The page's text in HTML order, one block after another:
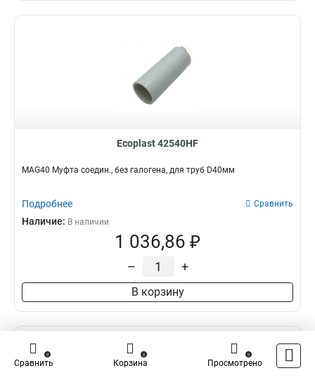
Ecoplast 42540HF
MAG40 Муфта соедин., без галогена, для труб D40мм
Подробнее Сравнить
Наличие: В наличии
1 036,86 ₽
– +
В корзину
Сравнить
0
Корзина
0
Просмотрено
0